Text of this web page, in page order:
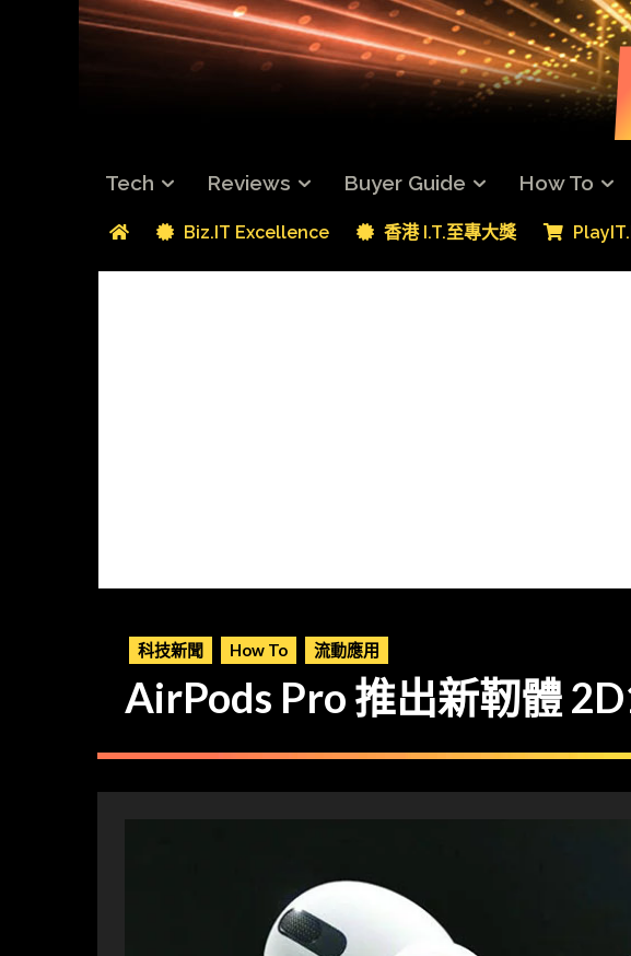
Tech Reviews Buyer Guide How To
Biz.IT Excellence 香港 I.T.至專大獎
科技新聞 How To 流動應用
AirPods Pro 推出新靭體